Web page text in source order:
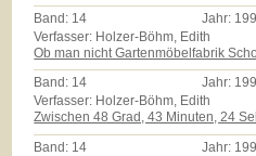
Band: 14 Jahr:
Verfasser: Holzer-Böhm, Edith
Ob man nicht Gartenmöbelfabrik
Band: 14 Jahr:
Verfasser: Holzer-Böhm, Edith
Zwischen 48 Grad, 43 Minuten, 24
Band: 14 Jahr: